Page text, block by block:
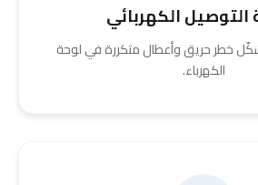
التوصيل الكهربائي
خطر حريق وأعطال متكررة في لوحة
الكهرباء.